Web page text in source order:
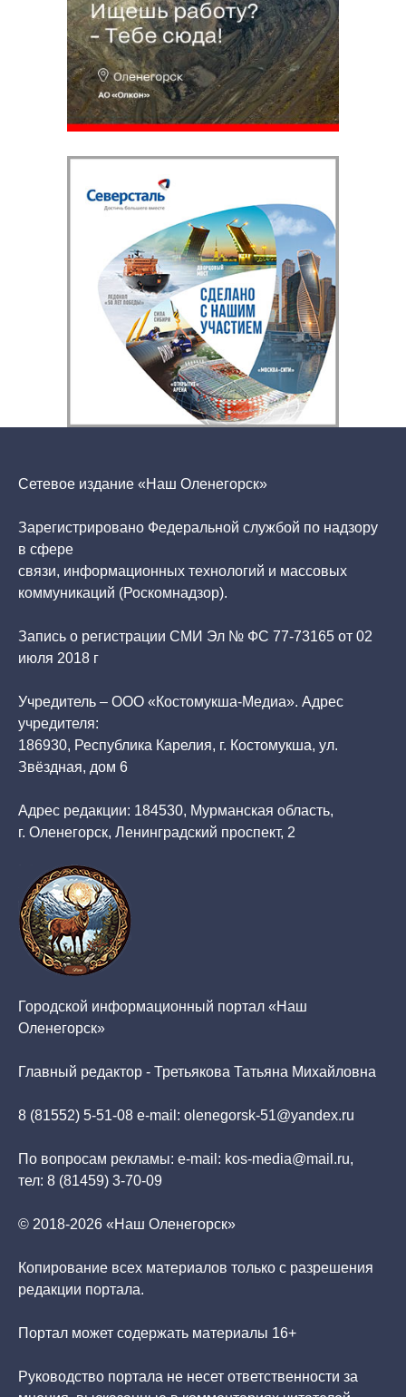
Сетевое издание «Наш Оленегорск»
Зарегистрировано Федеральной службой по надзору
в сфере
связи, информационных технологий и массовых
коммуникаций (Роскомнадзор).
Запись о регистрации СМИ Эл № ФС 77-73165 от 02
июля 2018 г
Учредитель – ООО «Костомукша-Медиа». Адрес
учредителя:
186930, Республика Карелия, г. Костомукша, ул.
Звёздная, дом 6
Адрес редакции: 184530, Мурманская область,
г. Оленегорск, Ленинградский проспект, 2
Городской информационный портал «Наш
Оленегорск»
Главный редактор - Третьякова Татьяна Михайловна
8 (81552) 5-51-08 e-mail: olenegorsk-51@yandex.ru
По вопросам рекламы: e-mail: kos-media@mail.ru,
тел: 8 (81459) 3-70-09
© 2018-2026 «Наш Оленегорск»
Копирование всех материалов только с разрешения
редакции портала.
Портал может содержать материалы 16+
Руководство портала не несет ответственности за